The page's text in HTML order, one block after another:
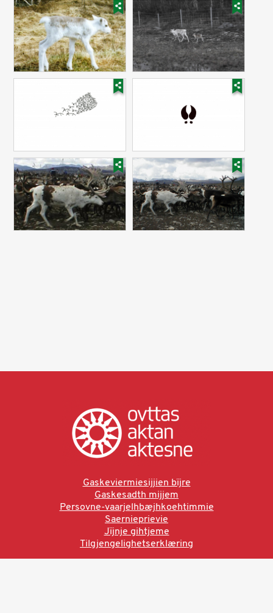
Gaskeviermiesijjien bïjre
Gaskesadth mijjem
Persovne-vaarjelhbæjhkoehtimmie
Saernieprievie
Jïjnje gihtjeme
Tilgjengelighetserklæring